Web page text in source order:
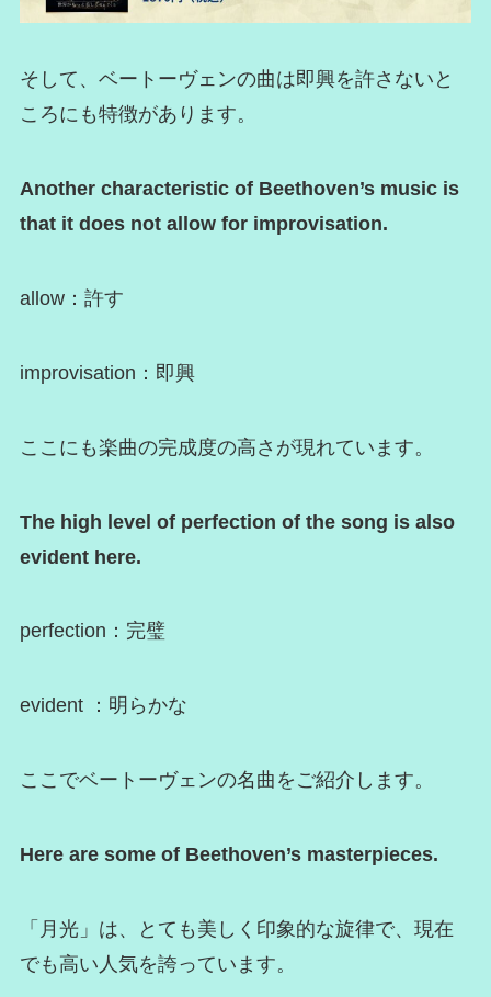
そして、ベートーヴェンの曲は即興を許さないと
ころにも特徴があります。
Another characteristic of Beethoven’s music is
that it does not allow for improvisation.
allow：許す
improvisation：即興
ここにも楽曲の完成度の高さが現れています。
The high level of perfection of the song is also
evident here.
perfection：完璧
evident ：明らかな
ここでベートーヴェンの名曲をご紹介します。
Here are some of Beethoven’s masterpieces.
「月光」は、とても美しく印象的な旋律で、現在
でも高い人気を誇っています。